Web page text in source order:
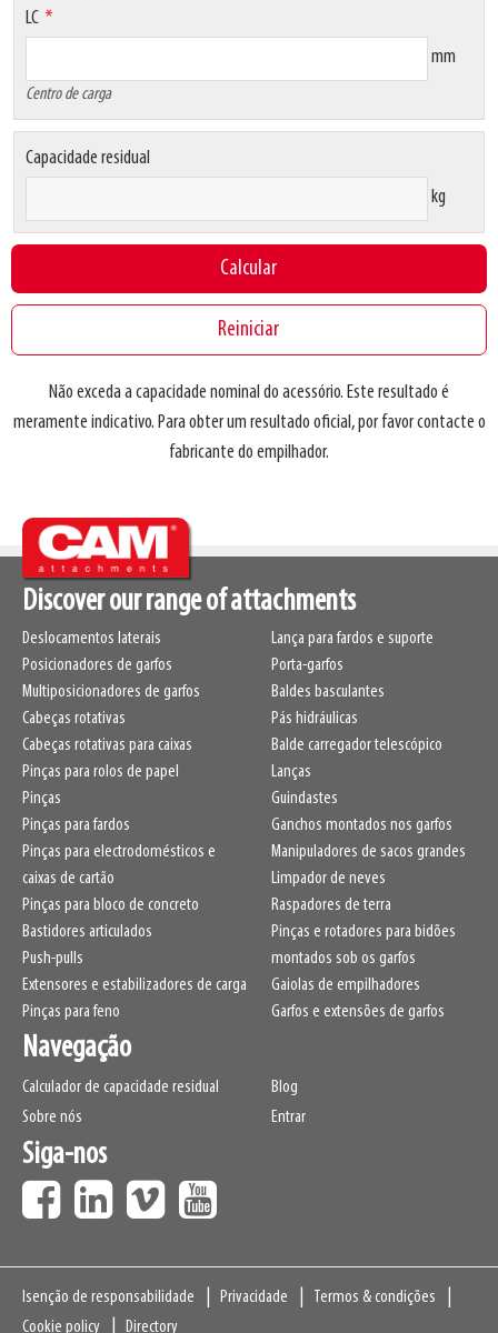
LC
mm
Centro de carga
Capacidade residual
kg
Não exceda a capacidade nominal do acessório. Este resultado é
meramente indicativo. Para obter um resultado oficial, por favor contacte o
fabricante do empilhador.
Discover our range of attachments
Deslocamentos laterais
Posicionadores de garfos
Multiposicionadores de garfos
Cabeças rotativas
Cabeças rotativas para caixas
Pinças para rolos de papel
Pinças
Pinças para fardos
Pinças para electrodomésticos e
caixas de cartão
Pinças para bloco de concreto
Bastidores articulados
Push-pulls
Extensores e estabilizadores de carga
Pinças para feno
Lança para fardos e suporte
Porta-garfos
Baldes basculantes
Pás hidráulicas
Balde carregador telescópico
Lanças
Guindastes
Ganchos montados nos garfos
Manipuladores de sacos grandes
Limpador de neves
Raspadores de terra
Pinças e rotadores para bidões
montados sob os garfos
Gaiolas de empilhadores
Garfos e extensões de garfos
Navegação
Calculador de capacidade residual
Sobre nós
Blog
Entrar
Siga-nos
Navigation
Isenção de responsabilidade Privacidade
Termos & condições
Cookie policy
Directory